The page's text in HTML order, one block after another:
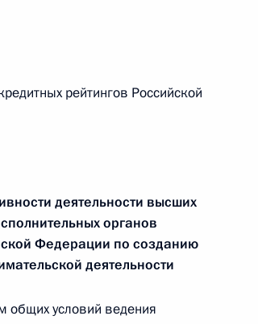
Нодой
Разаком
Чинават
рейтингов Российской
деятельности высших
органов
Федерации по созданию
деятельности
общих условий ведения